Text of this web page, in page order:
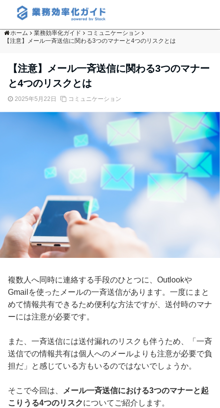
ホーム 業務効率化ガイド
コミュニケーション
【注意】メール一斉送信に関わる3つのマナーと4つのリスクとは
【注意】メール一斉送信に関わる3つのマナー
と4つのリスクとは
2025年5月22日 コミュニケーション
複数人へ同時に連絡する手段のひとつに、Outlookや
Gmailを使ったメールの一斉送信があります。一度にまと
めて情報共有できるため便利な方法ですが、送付時のマナ
ーには注意が必要です。
また、一斉送信には送付漏れのリスクも伴うため、「一斉
送信での情報共有は個人へのメールよりも注意が必要で負
担だ」と感じている方もいるのではないでしょうか。
そこで今回は、 メール一斉送信における3つのマナーと起
こりうる4つのリスクについてご紹介します。